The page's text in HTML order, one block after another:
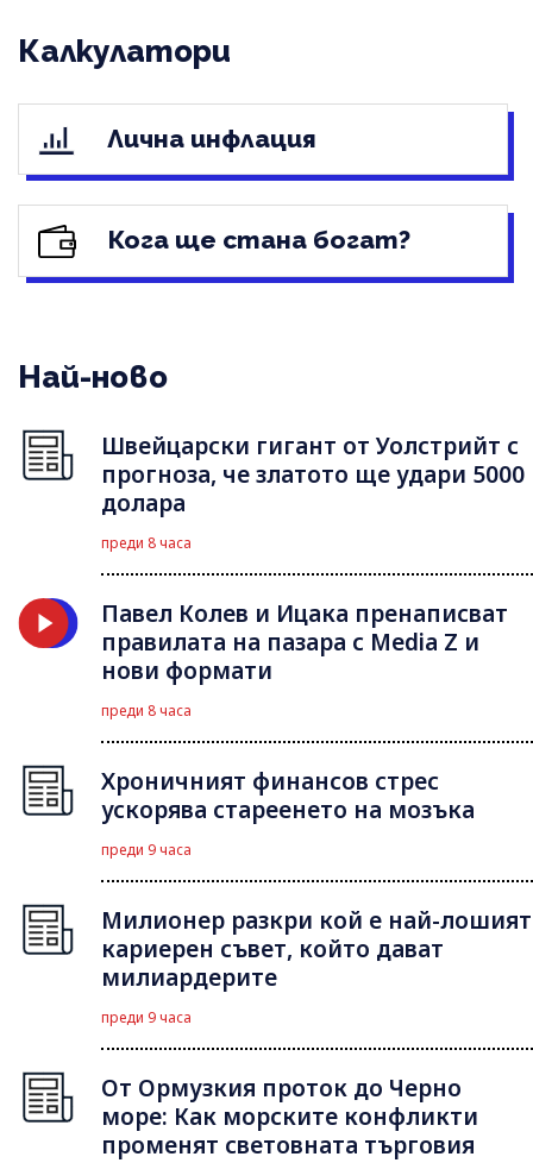
Калкулатори
Лична инфлация
Кога ще стана богат?
Най-ново
Швейцарски гигант от Уолстрийт с
прогноза, че златото ще удари 5000
долара
преди 8 часа
Павел Колев и Ицака пренаписват
правилата на пазара с Media Z и
нови формати
преди 8 часа
Хроничният финансов стрес
ускорява стареенето на мозъка
преди 9 часа
Милионер разкри кой е най-лошият
кариерен съвет, който дават
милиардерите
преди 9 часа
От Ормузкия проток до Черно
море: Как морските конфликти
променят световната търговия